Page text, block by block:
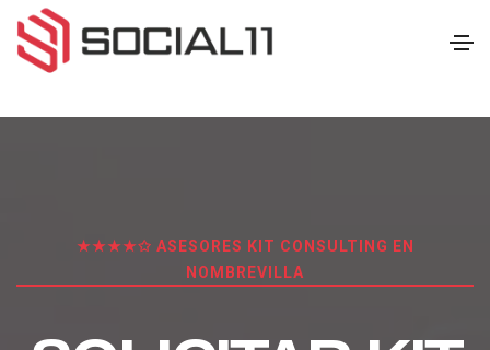
★★★★✩ ASESORES KIT CONSULTING EN
NOMBREVILLA